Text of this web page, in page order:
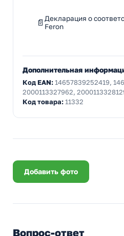
Декларация о
Feron
Дополнительная
Код EAN:14657839252419,
2000113327962,
Код товара:11332
Добавить фото
Вопрос-ответ